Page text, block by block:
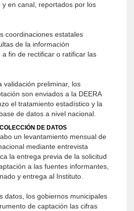
en canal, reportados por los
coordinaciones estatales
de la información
fin de rectificar o ratificar las
validación preliminar, los
son enviados a la DEERA
el tratamiento estadístico y la
de datos a nivel nacional.
DE DATOS
un levantamiento mensual de
mediante entrevista
la entrega previa de la solicitud
a las fuentes informantes,
y entrega al Instituto.
datos, los gobiernos municipales
de captación las cifras